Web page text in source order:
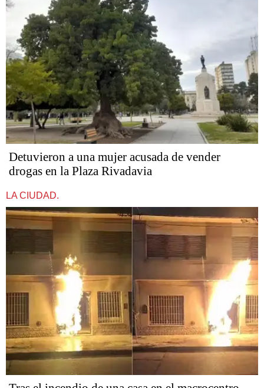
Detuvieron a una mujer acusada de vender
drogas en la Plaza Rivadavia
LA CIUDAD.